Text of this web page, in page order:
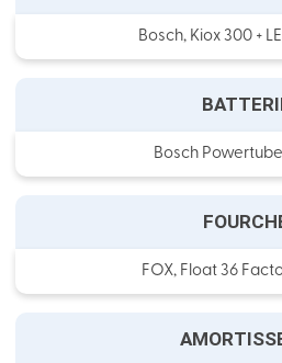
Bosch, Kiox 300 +
Bosch
FOX, Float 36